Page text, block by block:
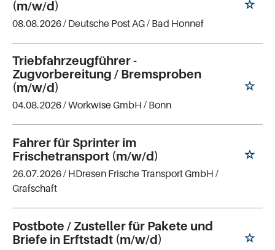
(m/w/d)
08.08.2026 / Deutsche Post AG/ Bad Honnef
Triebfahrzeugführer -
Zugvorbereitung / Bremsproben
(m/w/d)
04.08.2026 /Workwise GmbH / Bonn
Fahrer für Sprinter im
Frischetransport (m/w/d)
26.07.2026 / HDresen Frische Transport GmbH /
Grafschaft
Postbote / Zusteller für Pakete und
Briefe in Erftstadt (m/w/d)